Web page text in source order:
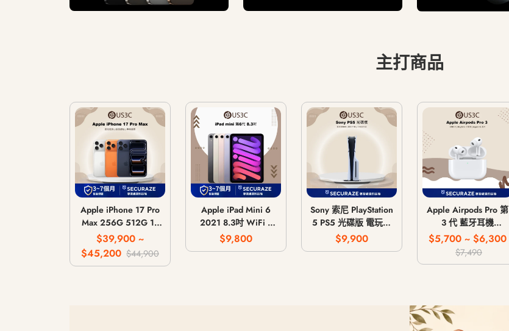
主打商品
Apple iPhone 17 Pro
Max 256G 512G 1T
2T
$39,900 ~
$45,200 $44,900
Apple iPad Mini 6
2021 8.3吋 WiFi /
LTE 行動網路 / 64G
256G
$9,800
Sony 索尼 PlayStation
5 PS5 光碟版 電玩主
機 遊戲主機 CFI-
1018A / CFI-1118A /
$9,900
Apple Airpods Pro 第
3 代 藍牙耳機
MagSafe 無線充電版
USB-C
$5,700 ~ $6,300
$7,490